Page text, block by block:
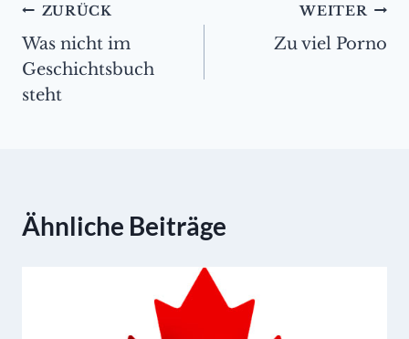
Beitragsnavigation
ZURÜCK
Was nicht im
Geschichtsbuch
steht
WEITER
Zu viel Porno
Ähnliche Beiträge